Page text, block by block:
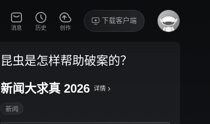
消息 历史 创作
下载客户端
昆虫是怎样帮助破案的？
新闻大求真 2026 详情 ›
新闻